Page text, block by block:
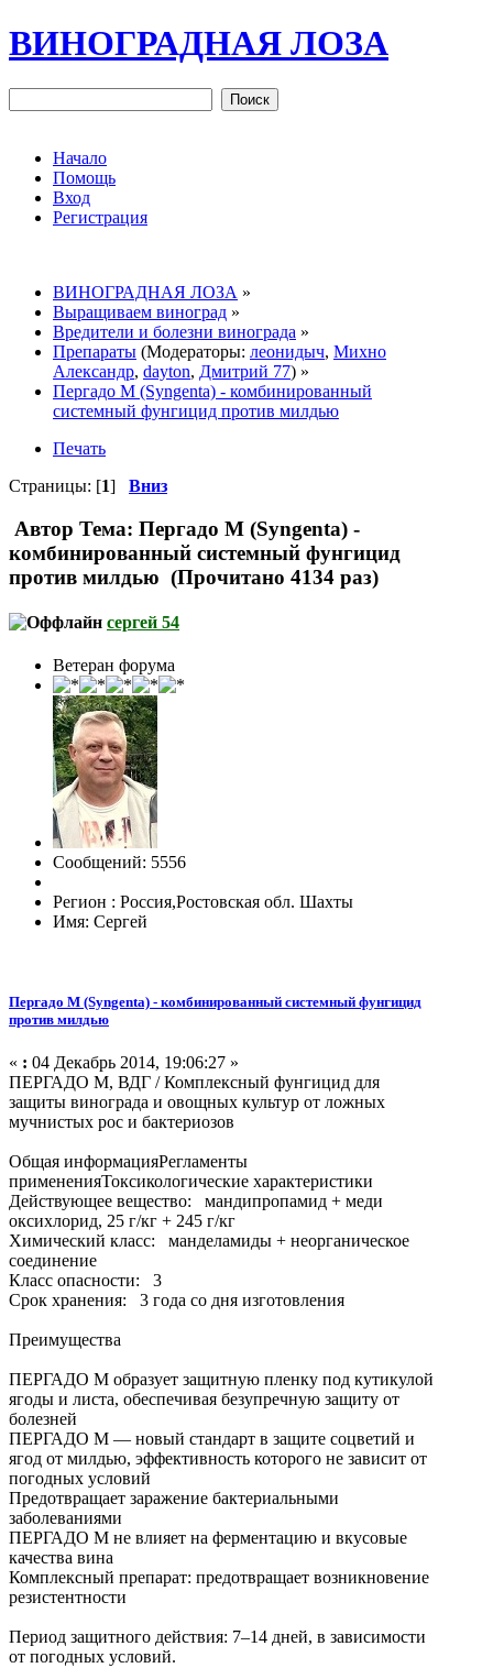
ВИНОГРАДНАЯ ЛОЗА
Начало
Помощь
Вход
Регистрация
ВИНОГРАДНАЯ ЛОЗА »
Выращиваем виноград »
Вредители и болезни винограда »
Препараты (Модераторы: леонидыч, Михно
Александр, dayton, Дмитрий 77) »
Пергадо М (Syngenta) - комбинированный
системный фунгицид против милдью
Печать
Страницы: [1] Вниз
Автор Тема: Пергадо М (Syngenta) -
комбинированный системный фунгицид
против милдью (Прочитано 4134 раз)
сергей 54
Ветеран форума
Сообщений: 5556
Регион : Россия,Ростовская обл. Шахты
Имя: Сергей
Пергадо М (Syngenta) - комбинированный системный фунгицид
против милдью
« : 04 Декабрь 2014, 19:06:27 »
ПЕРГАДО М, ВДГ / Комплексный фунгицид для
защиты винограда и овощных культур от ложных
мучнистых рос и бактериозов
Общая информацияРегламенты
примененияТоксикологические характеристики
Действующее вещество: мандипропамид + меди
оксихлорид, 25 г/кг + 245 г/кг
Химический класс: манделамиды + неорганическое
соединение
Класс опасности: 3
Срок хранения: 3 года со дня изготовления
Преимущества
ПЕРГАДО М образует защитную пленку под кутикулой
ягоды и листа, обеспечивая безупречную защиту от
болезней
ПЕРГАДО М — новый стандарт в защите соцветий и
ягод от милдью, эффективность которого не зависит от
погодных условий
Предотвращает заражение бактериальными
заболеваниями
ПЕРГАДО М не влияет на ферментацию и вкусовые
качества вина
Комплексный препарат: предотвращает возникновение
резистентности
Период защитного действия: 7–14 дней, в зависимости
от погодных условий.